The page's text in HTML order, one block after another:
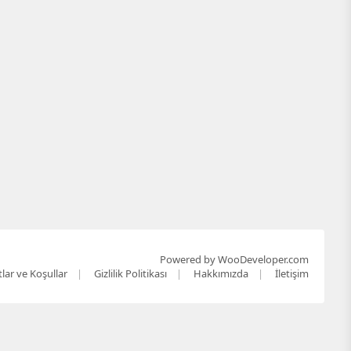
Powered by WooDeveloper.com
ve Koşullar
Gizlilik Politikası Hakkımızda İletişim